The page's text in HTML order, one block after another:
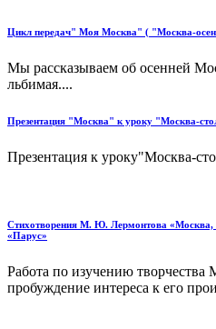
Цикл передач" Моя Москва" ( "Москва-
Мы рассказываем об осенней
льбимая....
Презентация "Москва" к уроку "Москва-
Презентация к уроку"Москва-
Стихотворения М. Ю. Лермонтова
«Парус»
Работа по изучению
пробуждение интереса к его